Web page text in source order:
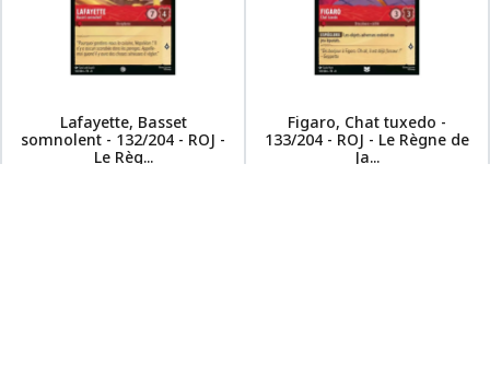
Lafayette, Basset
somnolent - 132/204 - ROJ -
Le Règ...
Figaro, Chat tuxedo -
133/204 - ROJ - Le Règne de
Ja...